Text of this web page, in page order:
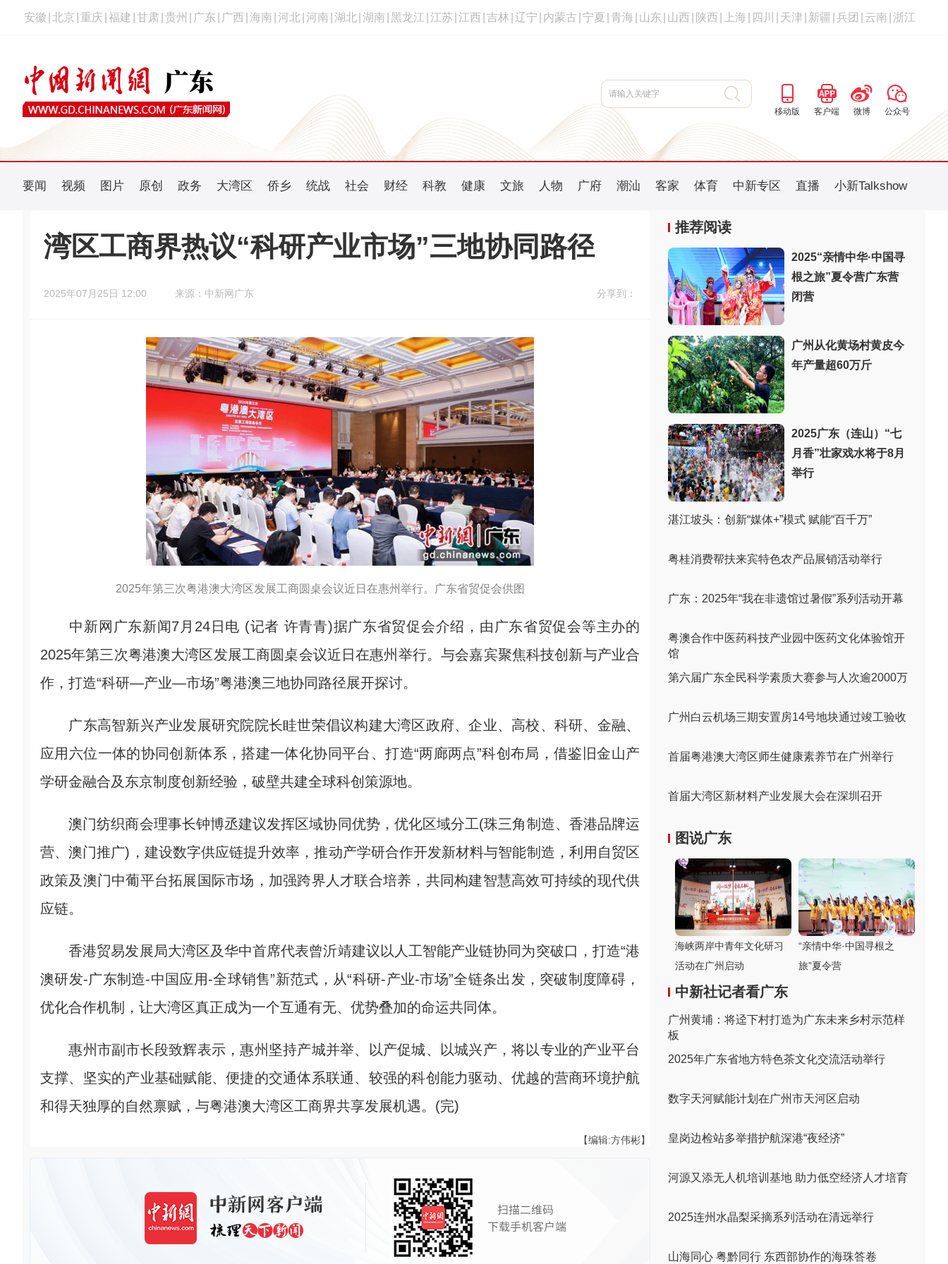
安徽 北京 重庆 福建 甘肃 贵州 广东 广西 海南 河北 河南 湖北 湖南 黑龙江 江苏 江西 吉林 辽宁 内蒙古 宁夏 青海 山东 山西 陕西 上海 四川 天津 新疆 兵团 云南 浙江
移动版 客户端 微博 公众号
要闻 视频 图片 原创 政务 大湾区 侨乡 统战 社会 财经 科教 健康 文旅 人物 广府 潮汕 客家 体育 中新专区 直播 小新Talkshow
湾区工商界热议“科研产业市场”三地协同路径
2025年07月25日 12:00 来源：中新网广东 分享到：
2025年第三次粤港澳大湾区发展工商圆桌会议近日在惠州举行。广东省贸促会供图
中新网广东新闻7月24日电 (记者 许青青)据广东省贸促会介绍，由广东省贸促会等主办的
2025年第三次粤港澳大湾区发展工商圆桌会议近日在惠州举行。与会嘉宾聚焦科技创新与产业合
作，打造“科研—产业—市场”粤港澳三地协同路径展开探讨。
广东高智新兴产业发展研究院院长眭世荣倡议构建大湾区政府、企业、高校、科研、金融、
应用六位一体的协同创新体系，搭建一体化协同平台、打造“两廊两点”科创布局，借鉴旧金山产
学研金融合及东京制度创新经验，破壁共建全球科创策源地。
澳门纺织商会理事长钟博丞建议发挥区域协同优势，优化区域分工(珠三角制造、香港品牌运
营、澳门推广)，建设数字供应链提升效率，推动产学研合作开发新材料与智能制造，利用自贸区
政策及澳门中葡平台拓展国际市场，加强跨界人才联合培养，共同构建智慧高效可持续的现代供
应链。
香港贸易发展局大湾区及华中首席代表曾沂靖建议以人工智能产业链协同为突破口，打造“港
澳研发-广东制造-中国应用-全球销售”新范式，从“科研-产业-市场”全链条出发，突破制度障碍，
优化合作机制，让大湾区真正成为一个互通有无、优势叠加的命运共同体。
惠州市副市长段致辉表示，惠州坚持产城并举、以产促城、以城兴产，将以专业的产业平台
支撑、坚实的产业基础赋能、便捷的交通体系联通、较强的科创能力驱动、优越的营商环境护航
和得天独厚的自然禀赋，与粤港澳大湾区工商界共享发展机遇。(完)
【编辑:方伟彬】
推荐阅读
2025“亲情中华·中国寻
根之旅”夏令营广东营
闭营
广州从化黄场村黄皮今
年产量超60万斤
2025广东（连山）“七
月香”壮家戏水将于8月
举行
湛江坡头：创新“媒体+”模式 赋能“百千万”
粤桂消费帮扶来宾特色农产品展销活动举行
广东：2025年“我在非遗馆过暑假”系列活动开幕
粤澳合作中医药科技产业园中医药文化体验馆开
馆
第六届广东全民科学素质大赛参与人次逾2000万
广州白云机场三期安置房14号地块通过竣工验收
首届粤港澳大湾区师生健康素养节在广州举行
首届大湾区新材料产业发展大会在深圳召开
图说广东
海峡两岸中青年文化研习
活动在广州启动
“亲情中华·中国寻根之
旅”夏令营
中新社记者看广东
广州黄埔：将迳下村打造为广东未来乡村示范样
板
2025年广东省地方特色茶文化交流活动举行
数字天河赋能计划在广州市天河区启动
皇岗边检站多举措护航深港“夜经济”
河源又添无人机培训基地 助力低空经济人才培育
2025连州水晶梨采摘系列活动在清远举行
山海同心 粤黔同行 东西部协作的海珠答卷